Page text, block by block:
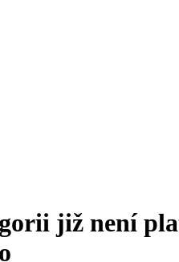
již není